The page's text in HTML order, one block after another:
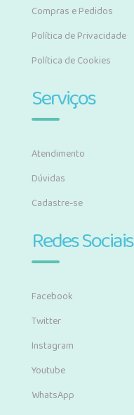
Compras e Pedidos
Política de Privacidade
Política de Cookies
Serviços
Atendimento
Dúvidas
Cadastre-se
Redes Sociais
Facebook
Twitter
Instagram
Youtube
WhatsApp